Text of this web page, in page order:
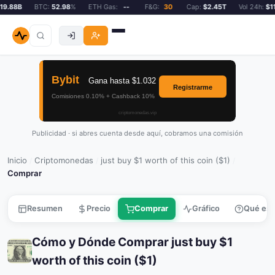
BTC:52.98% ETH Gas: -- F&G: 30 Cap:$2.45T Vol 24h:
Publicidad · si abres cuenta desde aquí, cobramos una comisión
Inicio Criptomonedas just buy $1 worth of this coin ($1)
Comprar
Resumen Precio Comprar Gráfico Qué es
Cómo y Dónde Comprar just buy $1
worth of this coin ($1)